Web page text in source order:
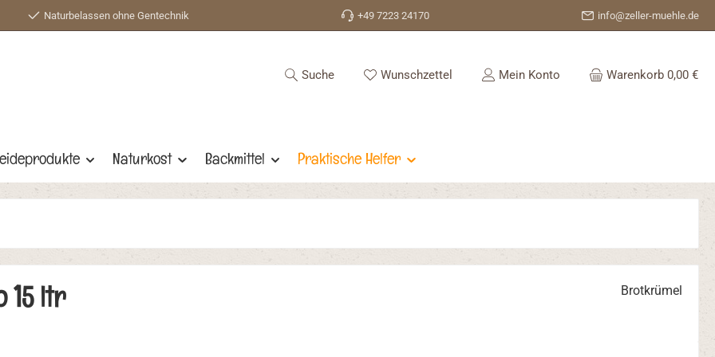
Naturbelassen ohne Gentechnik +49 7223 24170 info@zeller-muehle.de
Suche Wunschzettel Du hast 0 Produkte auf dem Merkzettel
Mein Konto Warenkorb 0,00 €
Naturkost Backmittel Praktische Helfer
15 ltr Brotkrümel